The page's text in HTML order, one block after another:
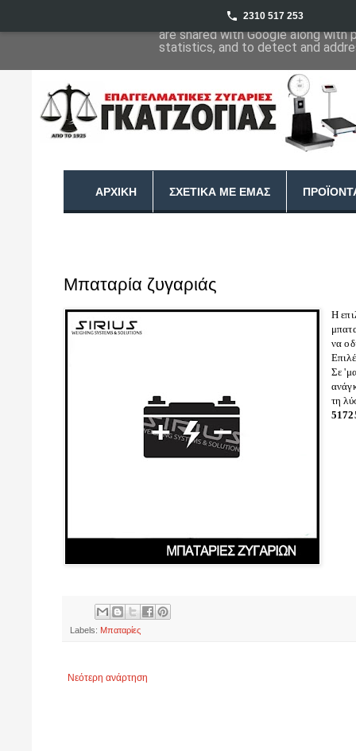
ΑΡΧΙΚΉ ΣΧΕΤΙΚΆ ΜΕ ΕΜΆΣ
2310 517 253
Μπαταρία ζυγαριάς
Η
να
Σε
τη
Labels: Μπαταρίες
Νεότερη ανάρτηση
This site uses cookies from
are shared with Google along
statistics, and to detect and